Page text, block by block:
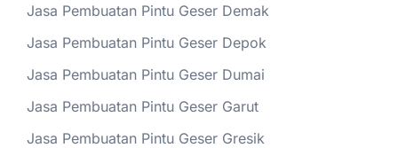
Jasa Pembuatan Pintu Geser Demak
Jasa Pembuatan Pintu Geser Depok
Jasa Pembuatan Pintu Geser Dumai
Jasa Pembuatan Pintu Geser Garut
Jasa Pembuatan Pintu Geser Gresik